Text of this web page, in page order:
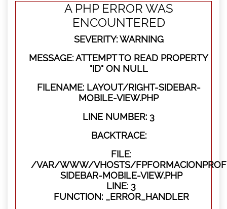
A PHP ERROR WAS
ENCOUNTERED
SEVERITY: WARNING
MESSAGE: ATTEMPT TO READ PROPERTY
"ID" ON NULL
FILENAME: LAYOUT/RIGHT-SIDEBAR-
MOBILE-VIEW.PHP
LINE NUMBER: 3
BACKTRACE:
FILE:
/VAR/WWW/VHOSTS/
SIDEBAR-MOBILE-VIEW.PHP
LINE: 3
FUNCTION: _ERROR_HANDLER